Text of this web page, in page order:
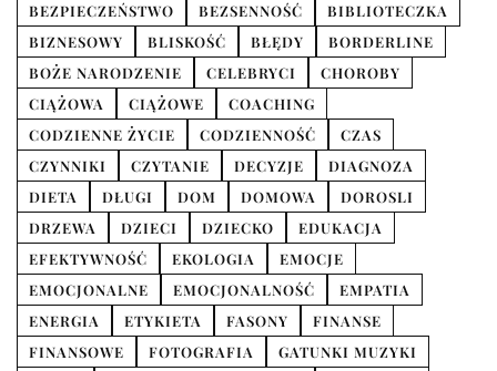
BEZPIECZEŃSTWO
BEZSENNOŚĆ
BIBLIOTECZKA
BIZNESOWY
BLISKOŚĆ BŁĘDY
BORDERLINE
BOŻE NARODZENIE
CELEBRYCI
CHOROBY
CIĄŻOWA
CIĄŻOWE
COACHING
CODZIENNE ŻYCIE
CODZIENNOŚĆ
CZAS
CZYNNIKI
CZYTANIE DECYZJE
DIAGNOZA
DIETA
DŁUGI DOM DOMOWA
DOROSLI
DRZEWA
DZIECI DZIECKO
EDUKACJA
EFEKTYWNOŚĆ
EKOLOGIA
EMOCJE
EMOCJONALNE
EMOCJONALNOŚĆ
EMPATIA
ENERGIA
ETYKIETA FASONY
FINANSE
FINANSOWE
FOTOGRAFIA
GATUNKI MUZYKI